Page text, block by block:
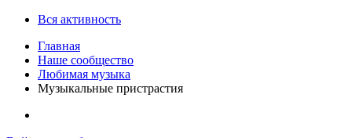
Вся активность
Главная
Наше сообщество
Любимая музыка
Музыкальные пристрастия